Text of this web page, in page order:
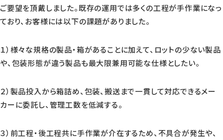
ご要望を頂戴しました。既存の運用では多くの工程が手作業になっ
ており、お客様には以下の課題がありました。
１）様々な規格の製品・箱があることに加えて、ロットの少ない製品
や、包装形態が違う製品も最大限兼用可能な仕様としたい。
２）製品投入から箱詰め、包装、搬送まで一貫して対応できるメー
カーに委託し、管理工数を低減する。
３）前工程・後工程共に手作業が介在するため、不具合が発生や、